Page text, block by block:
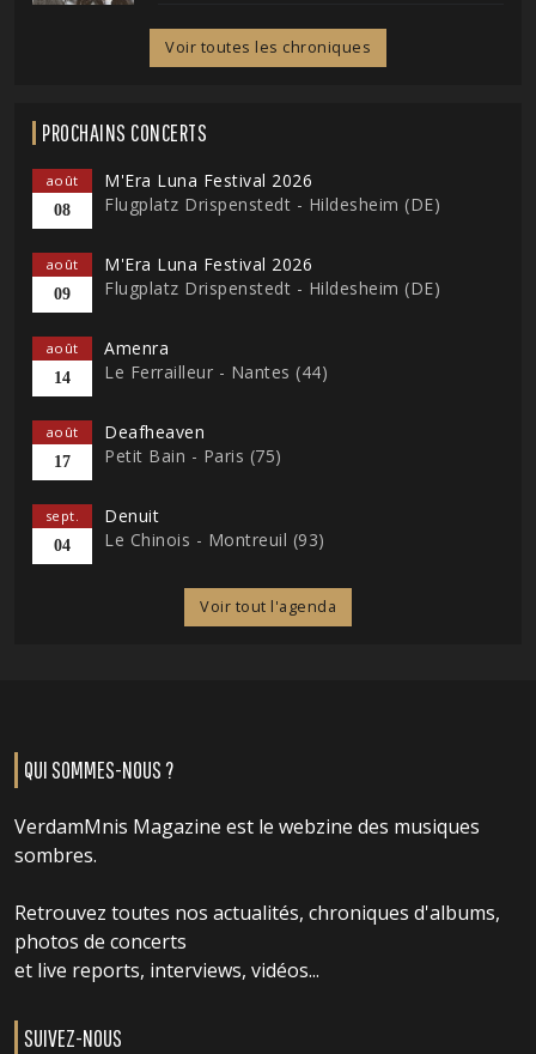
Voir toutes les chroniques
PROCHAINS CONCERTS
août
08
M'Era Luna Festival 2026
Flugplatz Drispenstedt - Hildesheim (DE)
août
09
M'Era Luna Festival 2026
Flugplatz Drispenstedt - Hildesheim (DE)
août
14
Amenra
Le Ferrailleur - Nantes (44)
août
17
Deafheaven
Petit Bain - Paris (75)
sept.
04
Denuit
Le Chinois - Montreuil (93)
Voir tout l'agenda
QUI SOMMES-NOUS ?
VerdamMnis Magazine est le webzine des musiques
sombres.
Retrouvez toutes nos actualités, chroniques d'albums,
photos de concerts
et live reports, interviews, vidéos...
SUIVEZ-NOUS